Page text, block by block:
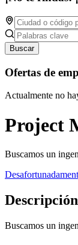
Buscar
Ofertas de
Actualmente no
Project
Buscamos un
Buscamos un